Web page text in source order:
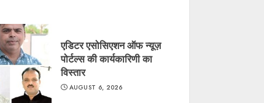
एडिटर एसोसिएशन ऑफ न्यूज़
पोर्टल्स की कार्यकारिणी का
विस्तार
AUGUST 6, 2026